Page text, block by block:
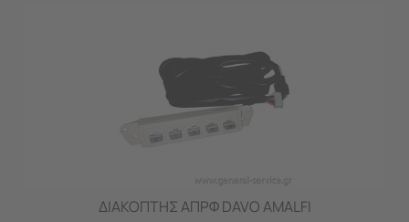
ΔΙΑΚΟΠΤΗΣ ΑΠΡΦ DAVO AMALFI